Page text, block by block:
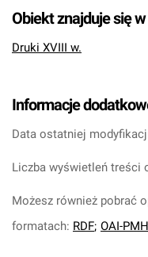
Obiekt znajduje się
Druki XVIII w.
Informacje
Data ostatniej
Liczba wyświetleń treści
Możesz również pobrać
formatach: RDF; OAI-PMH